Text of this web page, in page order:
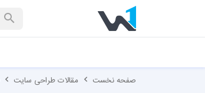
صفحه نخست مقالات طراحی سایت